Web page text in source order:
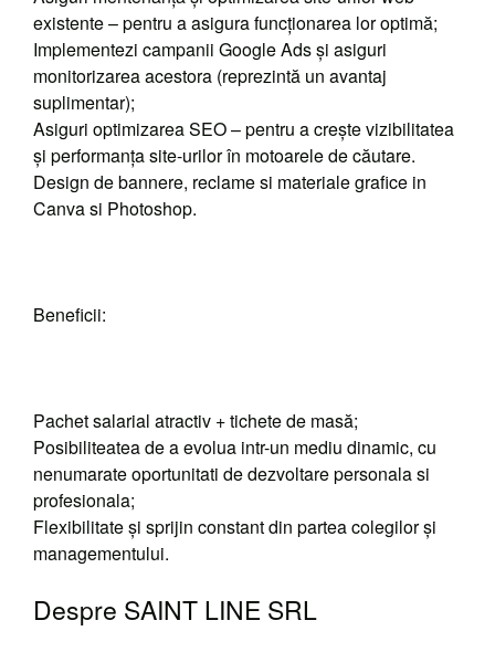
existente – pentru a asigura funcționarea lor optimă;
Implementezi campanii Google Ads și asiguri
monitorizarea acestora (reprezintă un avantaj
suplimentar);
Asiguri optimizarea SEO – pentru a crește vizibilitatea
și performanța site-urilor în motoarele de căutare.
Design de bannere, reclame si materiale grafice in
Canva si Photoshop.
Beneficii:
Pachet salarial atractiv + tichete de masă;
Posibiliteatea de a evolua intr-un mediu dinamic, cu
nenumarate oportunitati de dezvoltare personala si
profesionala;
Flexibilitate și sprijin constant din partea colegilor și
managementului.
Despre SAINT LINE SRL